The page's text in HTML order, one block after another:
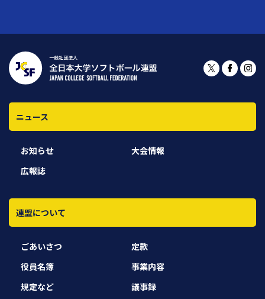
ニュース
お知らせ
大会情報
広報誌
連盟について
ごあいさつ
定款
役員名簿
事業内容
規定など
議事録